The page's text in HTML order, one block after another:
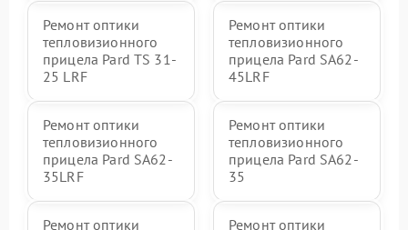
Ремонт оптики
тепловизионного
прицела Pard TS 31-
25 LRF
Ремонт оптики
тепловизионного
прицела Pard SA62-
45LRF
Ремонт оптики
тепловизионного
прицела Pard SA62-
35LRF
Ремонт оптики
тепловизионного
прицела Pard SA62-
35
Ремонт оптики Ремонт оптики